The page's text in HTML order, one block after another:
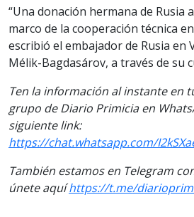
“Una donación hermana de Rusia
marco de la cooperación técnica
escribió el embajador de Rusia en
Mélik-Bagdasárov, a través de su
Ten la información al instante en
grupo de Diario Primicia en
siguiente link:
https://chat.whatsapp.com/
También estamos en Telegram
únete aquíhttps://t.me/